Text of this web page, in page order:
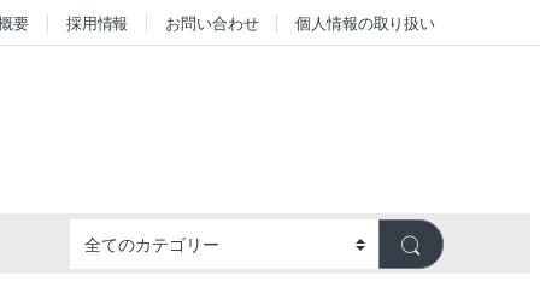
要 採用情報 お問い合わせ 個人情報の取り扱い